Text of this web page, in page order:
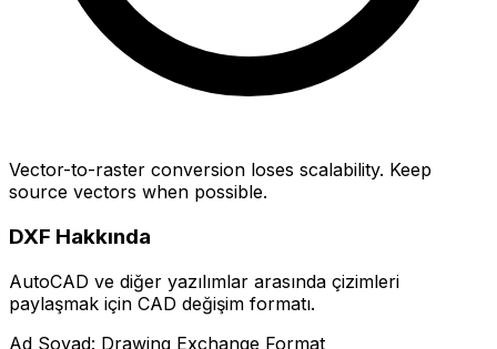
Vector-to-raster conversion loses scalability. Keep
source vectors when possible.
DXF Hakkında
AutoCAD ve diğer yazılımlar arasında çizimleri
paylaşmak için CAD değişim formatı.
Ad Soyad: Drawing Exchange Format